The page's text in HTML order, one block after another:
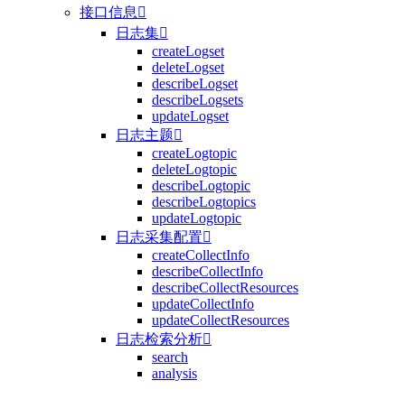
接口信息 
日志集
createLogset
deleteLogset
describeLogset
describeLogsets
updateLogset
日志主题
createLogtopic
deleteLogtopic
describeLogtopic
describeLogtopics
updateLogtopic
日志采集配置
createCollectInfo
describeCollectInfo
describeCollectResources
updateCollectInfo
updateCollectResources
日志检索分析
search
analysis